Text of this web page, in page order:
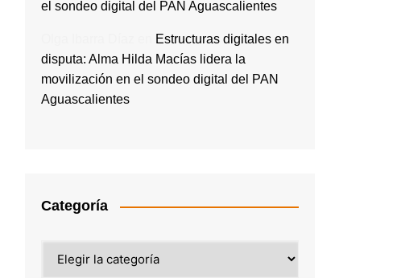
el sondeo digital del PAN Aguascalientes
Estructuras digitales en
disputa: Alma Hilda Macías lidera la
movilización en el sondeo digital del PAN
Aguascalientes
Categoría